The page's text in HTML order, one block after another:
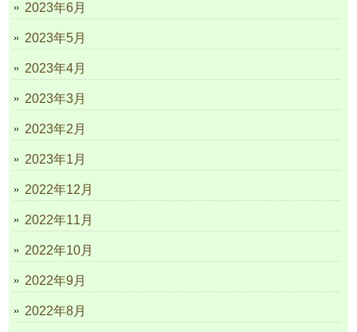
2023年6月
2023年5月
2023年4月
2023年3月
2023年2月
2023年1月
2022年12月
2022年11月
2022年10月
2022年9月
2022年8月